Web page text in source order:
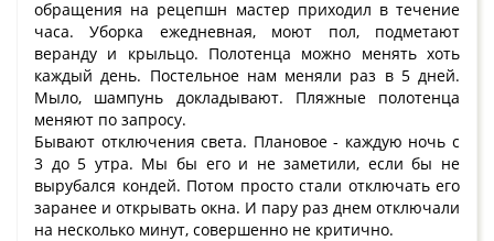
обращения на рецепшн мастер приходил в течение
часа. Уборка ежедневная, моют пол, подметают
веранду и крыльцо. Полотенца можно менять хоть
каждый день. Постельное нам меняли раз в 5 дней.
Мыло, шампунь докладывают. Пляжные полотенца
меняют по запросу.
Бывают отключения света. Плановое - каждую ночь с
3 до 5 утра. Мы бы его и не заметили, если бы не
вырубался кондей. Потом просто стали отключать его
заранее и открывать окна. И пару раз днем отключали
на несколько минут, совершенно не критично.